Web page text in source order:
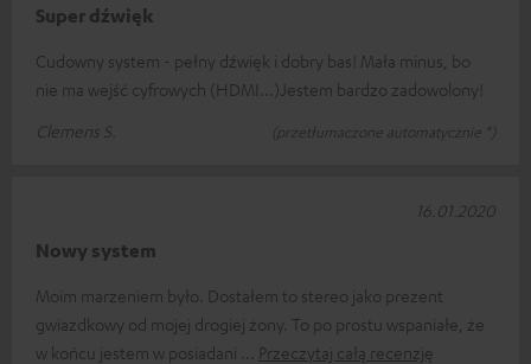
Super dźwięk
Cudowny system - pełny dźwięk i dobry bas! Mała minus, bo
nie ma wejść cyfrowych (HDMI...)Jestem bardzo zadowolony!
Clemens S.
(przetłumaczone automatycznie *)
Nowy system
Moim marzeniem było. Dostałem to stereo jako prezent
gwiazdkowy od mojej drogiej żony. To po prostu wspaniałe, że
w końcu jestem w posiadani
Przeczytaj całą recenzję
16.01.2020